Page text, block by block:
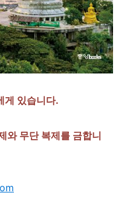
게 있습니다.
와 무단 복제를 금합니